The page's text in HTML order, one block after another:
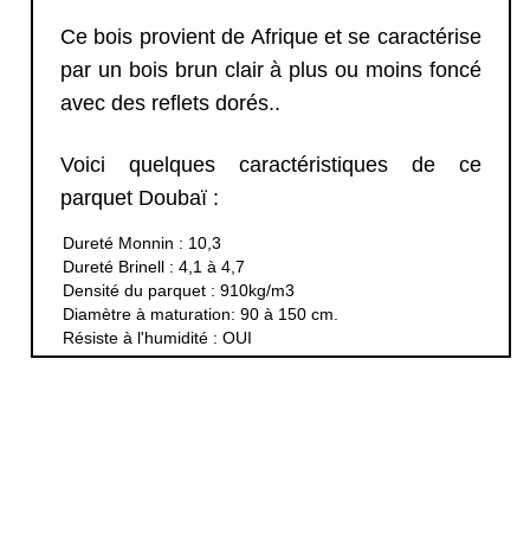
Ce bois provient de Afrique et se caractérise
par un bois brun clair à plus ou moins foncé
avec des reflets dorés..
Voici quelques caractéristiques de ce
parquet Doubaï :
Dureté Monnin : 10,3
Dureté Brinell : 4,1 à 4,7
Densité du parquet : 910kg/m3
Diamètre à maturation: 90 à 150 cm.
Résiste à l'humidité : OUI